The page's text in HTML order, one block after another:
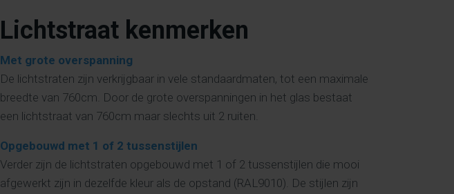
Lichtstraat kenmerken
Met grote overspanning
De lichtstraten zijn verkrijgbaar in vele standaardmaten, tot een maximale
breedte van 760cm. Door de grote overspanningen in het glas bestaat
een lichtstraat van 760cm maar slechts uit 2 ruiten.
Opgebouwd met 1 of 2 tussenstijlen
Verder zijn de lichtstraten opgebouwd met 1 of 2 tussenstijlen die mooi
afgewerkt zijn in dezelfde kleur als de opstand (RAL9010). De stijlen zijn